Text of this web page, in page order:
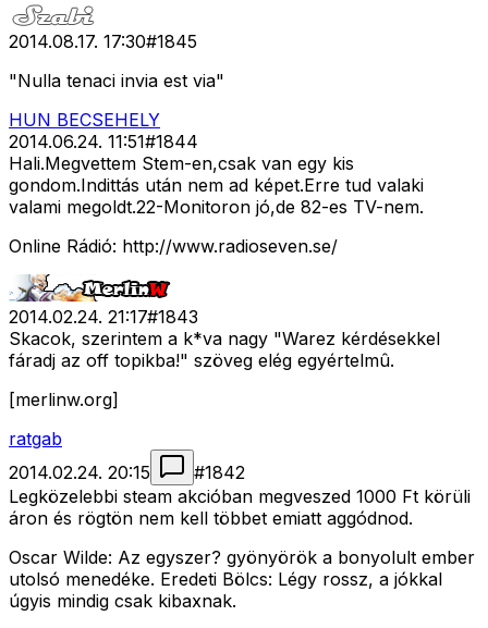
2014.08.17. 17:30#1845
"Nulla tenaci invia est via"
HUN BECSEHELY
2014.06.24. 11:51#1844
Hali.Megvettem Stem-en,csak van egy kis
gondom.Indittás után nem ad képet.Erre tud valaki
valami megoldt.22-Monitoron jó,de 82-es TV-nem.
Online Rádió: http://www.radioseven.se/
2014.02.24. 21:17#1843
Skacok, szerintem a k*va nagy "Warez kérdésekkel
fáradj az off topikba!" szöveg elég egyértelmû.
[merlinw.org]
ratgab
2014.02.24. 20:15
#1842
Legközelebbi steam akcióban megveszed 1000 Ft körüli
áron és rögtön nem kell többet emiatt aggódnod.
Oscar Wilde: Az egyszer? gyönyörök a bonyolult ember
utolsó menedéke. Eredeti Bölcs: Légy rossz, a jókkal
úgyis mindig csak kibaxnak.